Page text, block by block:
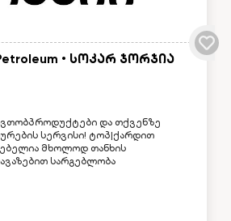
• სოკარ ჯორჯია
და თქვენზე
სერვისი! ტოპ|ქარდით
მხოლოდ თანხის
სარგებლობა